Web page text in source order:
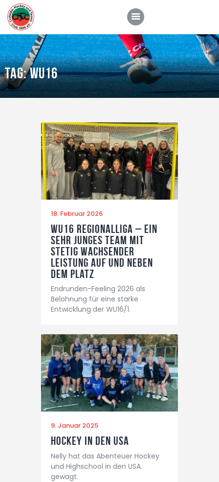
Tag: WU16
CHTC
Aktuelles
Tennis
Padel
Kontakt
18. Februar 2026
WU16 Regionalliga – ein
sehr junges Team mit
stetig wachsender
Leistung auf und neben
dem Platz
Endrunden-Feeling 2026 als
Belohnung für eine starke
Entwicklung der WU16/1.
9. Januar 2025
Hockey in den USA
Nelly hat das Abenteuer Hockey
und Highschool in den USA
gewagt.